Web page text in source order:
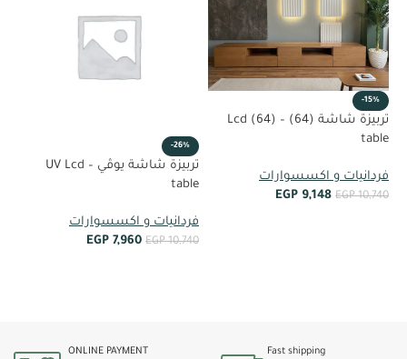
-15%
تربيزة شاشة (64) – (64) Lcd
table
فردانيات و اكسسوارات
EGP10,740
EGP 9,148
-26%
تربيزة شاشة يوڤي – UV Lcd
table
فردانيات و اكسسوارات
EGP10,740
EGP 7,960
Fast shipping
ONLINE PAYMENT